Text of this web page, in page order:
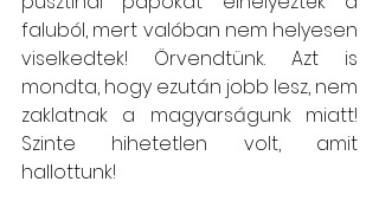
faluból, mert valóban nem helyesen
viselkedtek! Örvendtünk. Azt is
mondta, hogy ezután jobb lesz, nem
zaklatnak a magyarságunk miatt!
Szinte hihetetlen volt, amit
hallottunk!